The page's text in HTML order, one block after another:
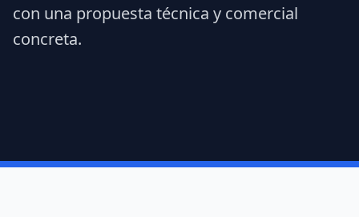
con una propuesta técnica y comercial
concreta.